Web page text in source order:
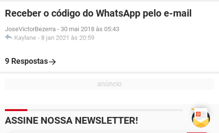
Receber o código do WhatsApp pelo e-mail
JoseVictorBezerra - 30 mai 2018 às 05:43
Kaylane - 8 jan 2021 às 20:59
9 Respostas
ASSINE NOSSA NEWSLETTER!